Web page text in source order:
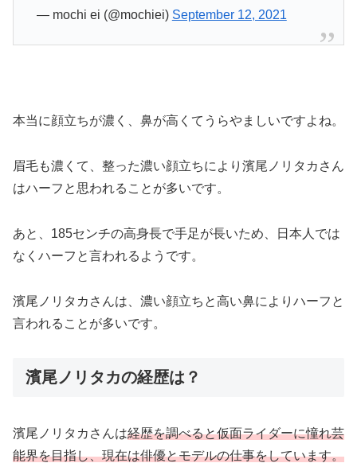
— mochi ei (@mochiei) September 12, 2021
本当に顔立ちが濃く、鼻が高くてうらやましいですよね。
眉毛も濃くて、整った濃い顔立ちにより濱尾ノリタカさん
はハーフと思われることが多いです。
あと、185センチの高身長で手足が長いため、日本人では
なくハーフと言われるようです。
濱尾ノリタカさんは、濃い顔立ちと高い鼻によりハーフと
言われることが多いです。
濱尾ノリタカの経歴は？
濱尾ノリタカさんは経歴を調べると仮面ライダーに憧れ芸
能界を目指し、現在は俳優とモデルの仕事をしています。